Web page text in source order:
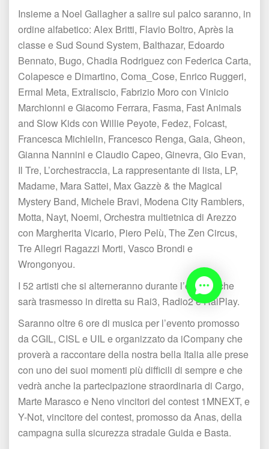
Insieme a Noel Gallagher a salire sul palco saranno, in
ordine alfabetico: Alex Britti, Flavio Boltro, Après la
classe e Sud Sound System, Balthazar, Edoardo
Bennato, Bugo, Chadia Rodriguez con Federica Carta,
Colapesce e Dimartino, Coma_Cose, Enrico Ruggeri,
Ermal Meta, Extraliscio, Fabrizio Moro con Vinicio
Marchionni e Giacomo Ferrara, Fasma, Fast Animals
and Slow Kids con Willie Peyote, Fedez, Folcast,
Francesca Michielin, Francesco Renga, Gaia, Gheon,
Gianna Nannini e Claudio Capeo, Ginevra, Gio Evan,
Il Tre, L’orchestraccia, La rappresentante di lista, LP,
Madame, Mara Sattei, Max Gazzè & the Magical
Mystery Band, Michele Bravi, Modena City Ramblers,
Motta, Nayt, Noemi, Orchestra multietnica di Arezzo
con Margherita Vicario, Piero Pelù, The Zen Circus,
Tre Allegri Ragazzi Morti, Vasco Brondi e
Wrongonyou.
I 52 artisti che si alterneranno durante l’evento, che
arà trasmesso in diretta su Rai3, Radio2 e RaiPlay.
Saranno oltre 6 ore di musica per l’evento promosso
da CGIL, CISL e UIL e organizzato da iCompany che
proverà a raccontare della nostra bella Italia alle prese
con uno dei suoi momenti più difficili di sempre e che
vedrà anche la partecipazione straordinaria di Cargo,
Marte Marasco e Neno vincitori del contest 1MNEXT, e
Y-Not, vincitore del contest, promosso da Anas, della
campagna sulla sicurezza stradale Guida e Basta.